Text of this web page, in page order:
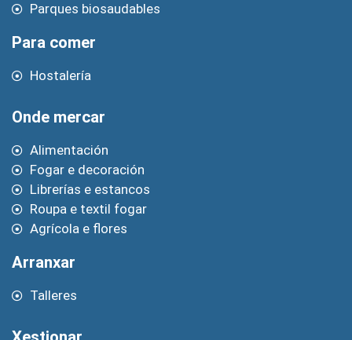
Parques biosaudables
Para comer
Hostalería
Onde mercar
Alimentación
Fogar e decoración
Librerías e estancos
Roupa e textil fogar
Agrícola e flores
Arranxar
Talleres